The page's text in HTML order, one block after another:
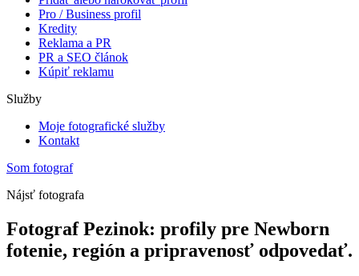
Pro / Business profil
Kredity
Reklama a PR
PR a SEO článok
Kúpiť reklamu
Služby
Moje fotografické služby
Kontakt
Som fotograf
Nájsť fotografa
Fotograf Pezinok: profily pre Newborn
fotenie, región a pripravenosť odpovedať.